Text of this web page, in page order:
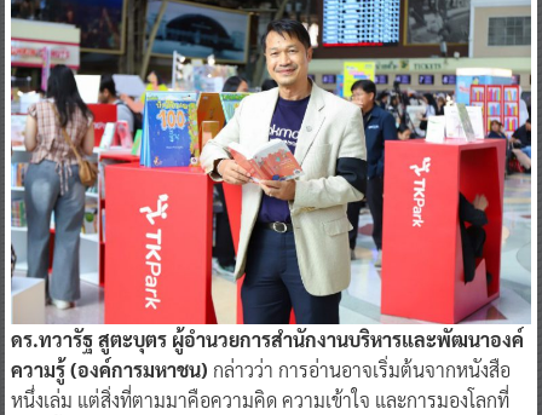
ดร.ทวารัฐ สูตะบุตร ผู้อำนวยการสำนักงานบริหารและพัฒนาองค์
ความรู้ (องค์การมหาชน) กล่าวว่า การอ่านอาจเริ่มต้นจากหนังสือ
หนึ่งเล่ม แต่สิ่งที่ตามมาคือความคิด ความเข้าใจ และการมองโลกที่